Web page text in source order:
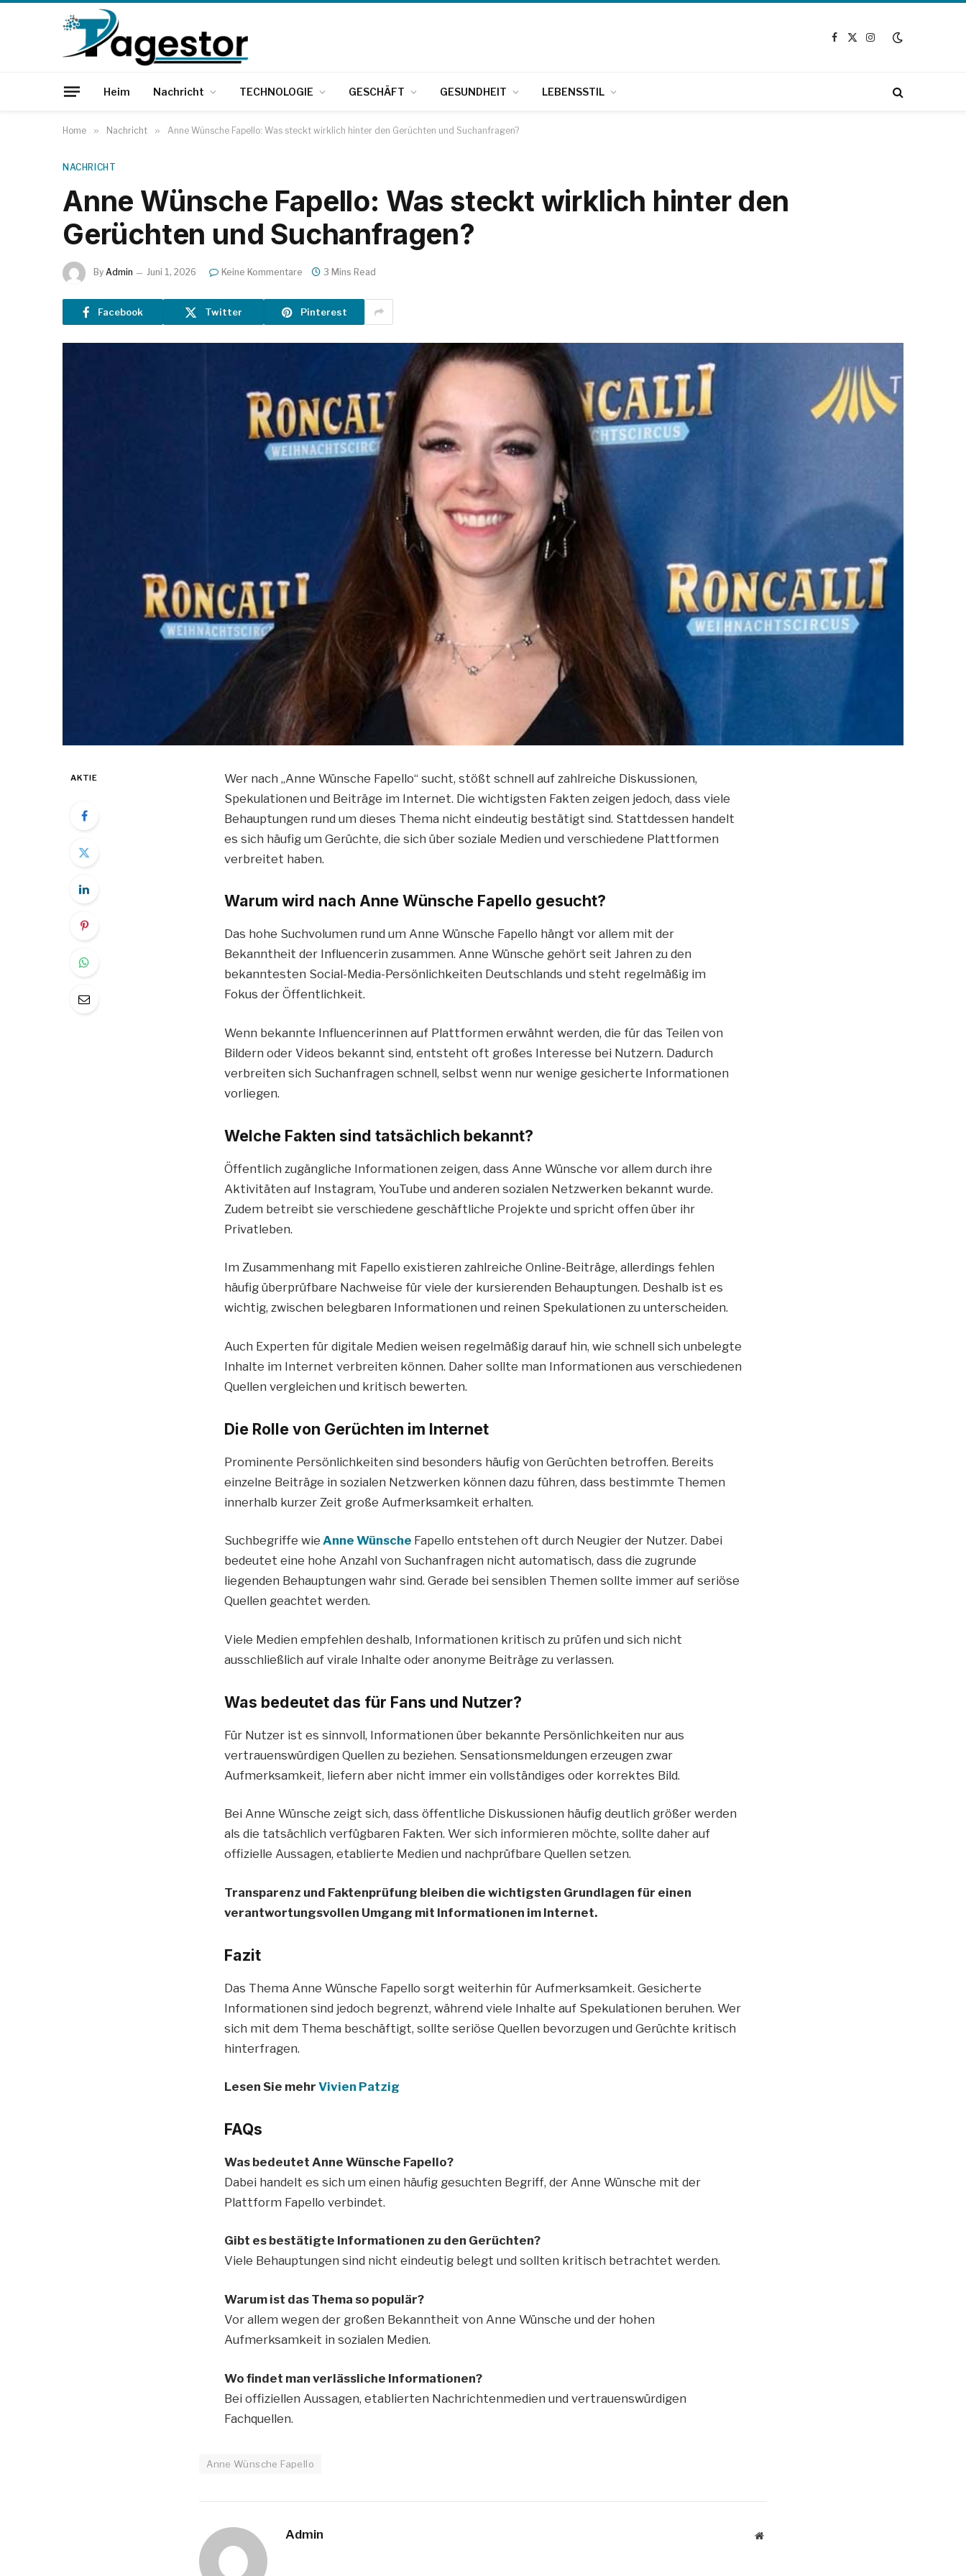
Facebook
X
Instagram
Heim Nachricht TECHNOLOGIE GESCHÄFT GESUNDHEIT LEBENSSTIL
Home » Nachricht » Anne Wünsche Fapello: Was steckt wirklich hinter den Gerüchten und Suchanfragen?
NACHRICHT
Anne Wünsche Fapello: Was steckt wirklich hinter den
Gerüchten und Suchanfragen?
By Admin Juni 1, 2026 Keine Kommentare 3 Mins Read
Facebook Twitter Pinterest
AKTIE
Wer nach „Anne Wünsche Fapello“ sucht, stößt schnell auf zahlreiche Diskussionen,
Spekulationen und Beiträge im Internet. Die wichtigsten Fakten zeigen jedoch, dass viele
Behauptungen rund um dieses Thema nicht eindeutig bestätigt sind. Stattdessen handelt
es sich häufig um Gerüchte, die sich über soziale Medien und verschiedene Plattformen
verbreitet haben.
Warum wird nach Anne Wünsche Fapello gesucht?
Das hohe Suchvolumen rund um Anne Wünsche Fapello hängt vor allem mit der
Bekanntheit der Influencerin zusammen. Anne Wünsche gehört seit Jahren zu den
bekanntesten Social-Media-Persönlichkeiten Deutschlands und steht regelmäßig im
Fokus der Öffentlichkeit.
Wenn bekannte Influencerinnen auf Plattformen erwähnt werden, die für das Teilen von
Bildern oder Videos bekannt sind, entsteht oft großes Interesse bei Nutzern. Dadurch
verbreiten sich Suchanfragen schnell, selbst wenn nur wenige gesicherte Informationen
vorliegen.
Welche Fakten sind tatsächlich bekannt?
Öffentlich zugängliche Informationen zeigen, dass Anne Wünsche vor allem durch ihre
Aktivitäten auf Instagram, YouTube und anderen sozialen Netzwerken bekannt wurde.
Zudem betreibt sie verschiedene geschäftliche Projekte und spricht offen über ihr
Privatleben.
Im Zusammenhang mit Fapello existieren zahlreiche Online-Beiträge, allerdings fehlen
häufig überprüfbare Nachweise für viele der kursierenden Behauptungen. Deshalb ist es
wichtig, zwischen belegbaren Informationen und reinen Spekulationen zu unterscheiden.
Auch Experten für digitale Medien weisen regelmäßig darauf hin, wie schnell sich unbelegte
Inhalte im Internet verbreiten können. Daher sollte man Informationen aus verschiedenen
Quellen vergleichen und kritisch bewerten.
Die Rolle von Gerüchten im Internet
Prominente Persönlichkeiten sind besonders häufig von Gerüchten betroffen. Bereits
einzelne Beiträge in sozialen Netzwerken können dazu führen, dass bestimmte Themen
innerhalb kurzer Zeit große Aufmerksamkeit erhalten.
Suchbegriffe wie Anne Wünsche Fapello entstehen oft durch Neugier der Nutzer. Dabei
bedeutet eine hohe Anzahl von Suchanfragen nicht automatisch, dass die zugrunde
liegenden Behauptungen wahr sind. Gerade bei sensiblen Themen sollte immer auf seriöse
Quellen geachtet werden.
Viele Medien empfehlen deshalb, Informationen kritisch zu prüfen und sich nicht
ausschließlich auf virale Inhalte oder anonyme Beiträge zu verlassen.
Was bedeutet das für Fans und Nutzer?
Für Nutzer ist es sinnvoll, Informationen über bekannte Persönlichkeiten nur aus
vertrauenswürdigen Quellen zu beziehen. Sensationsmeldungen erzeugen zwar
Aufmerksamkeit, liefern aber nicht immer ein vollständiges oder korrektes Bild.
Bei Anne Wünsche zeigt sich, dass öffentliche Diskussionen häufig deutlich größer werden
als die tatsächlich verfügbaren Fakten. Wer sich informieren möchte, sollte daher auf
offizielle Aussagen, etablierte Medien und nachprüfbare Quellen setzen.
Transparenz und Faktenprüfung bleiben die wichtigsten Grundlagen für einen
verantwortungsvollen Umgang mit Informationen im Internet.
Fazit
Das Thema Anne Wünsche Fapello sorgt weiterhin für Aufmerksamkeit. Gesicherte
Informationen sind jedoch begrenzt, während viele Inhalte auf Spekulationen beruhen. Wer
sich mit dem Thema beschäftigt, sollte seriöse Quellen bevorzugen und Gerüchte kritisch
hinterfragen.
Lesen Sie mehr Vivien Patzig
FAQs
Was bedeutet Anne Wünsche Fapello?
Dabei handelt es sich um einen häufig gesuchten Begriff, der Anne Wünsche mit der
Plattform Fapello verbindet.
Gibt es bestätigte Informationen zu den Gerüchten?
Viele Behauptungen sind nicht eindeutig belegt und sollten kritisch betrachtet werden.
Warum ist das Thema so populär?
Vor allem wegen der großen Bekanntheit von Anne Wünsche und der hohen
Aufmerksamkeit in sozialen Medien.
Wo findet man verlässliche Informationen?
Bei offiziellen Aussagen, etablierten Nachrichtenmedien und vertrauenswürdigen
Fachquellen.
Anne Wünsche Fapello
Admin Website